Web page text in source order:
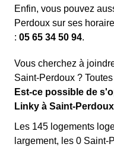
Enfin, vous pouvez
Perdoux sur ses
: 05 65 34 50 94.
Vous cherchez à
Saint-Perdoux ?
Est-ce possible de
Linky à Saint-
Les 145 logements
largement, les 0 Saint-